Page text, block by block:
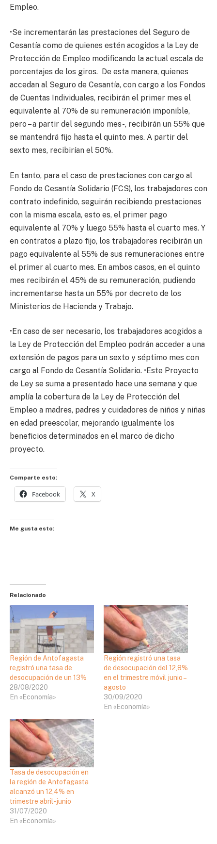
Empleo.
•Se incrementarán las prestaciones del Seguro de
Cesantía como de quienes estén acogidos a la Ley de
Protección de Empleo modificando la actual escala de
porcentajes de los giros. De esta manera, quienes
accedan al Seguro de Cesantía, con cargo a los Fondos
de Cuentas Individuales, recibirán el primer mes el
equivalente al 70% de su remuneración imponible,
pero – a partir del segundo mes-, recibirán un 55% que
se mantendrá fijo hasta el quinto mes. A partir del
sexto mes, recibirían el 50%.
En tanto, para el caso de prestaciones con cargo al
Fondo de Cesantía Solidario (FCS), los trabajadores con
contrato indefinido, seguirán recibiendo prestaciones
con la misma escala, esto es, el primer pago
equivalente al 70% y luego 55% hasta el cuarto mes. Y
en contratos a plazo fijo, los trabajadores recibirán un
pago equivalente al 55% de sus remuneraciones entre
el primer al cuarto mes. En ambos casos, en el quinto
mes recibirán el 45% de su remuneración, pudiendo
incrementarse hasta un 55% por decreto de los
Ministerios de Hacienda y Trabajo.
•En caso de ser necesario, los trabajadores acogidos a
la Ley de Protección del Empleo podrán acceder a una
extensión de pagos para un sexto y séptimo mes con
cargo al Fondo de Cesantía Solidario. •Este Proyecto
de Ley se suma a presentado hace una semana y que
amplía la cobertura de la Ley de Protección del
Empleo a madres, padres y cuidadores de niños y niñas
en edad preescolar, mejorando igualmente los
beneficios determinados en el marco de dicho
proyecto.
Comparte esto:
Facebook X
Me gusta esto:
Relacionado
Región de Antofagasta
registró una tasa de
desocupación de un 13%
28/08/2020
En «Economía»
Región registró una tasa
de desocupación del 12,8%
en el trimestre móvil junio –
agosto
30/09/2020
En «Economía»
Tasa de desocupación en
la región de Antofagasta
alcanzó un 12,4% en
trimestre abril-junio
31/07/2020
En «Economía»